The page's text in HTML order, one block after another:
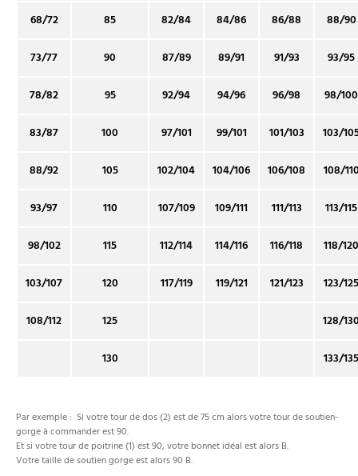
68/72 85 82/84 84/86 86/88 88/90
73/77 90 87/89 89/91 91/93 93/95
78/82 95 92/94 94/96 96/98 98/100
83/87 100 97/101 99/101 101/103 103/
88/92 105 102/104 104/106 106/108 108/
93/97 110 107/109 109/111 111/113 113/115
98/102 115 112/114 114/116 116/118 118/120
103/107 120 117/119 119/121 121/123 123/125
108/112 125 128/
130 133/135
Par exemple : Si votre tour de dos (2) est de 75 cm alors votre tour de soutien-
gorge à commander est 90.
Et si votre tour de poitrine (1) est 90, votre bonnet idéal est alors B.
Votre taille de soutien gorge est alors 90 B.